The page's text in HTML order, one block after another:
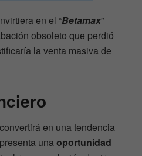
en el “Betamax”
obsoleto que perdió
la venta masiva de
en una tendencia
unaoportunidad